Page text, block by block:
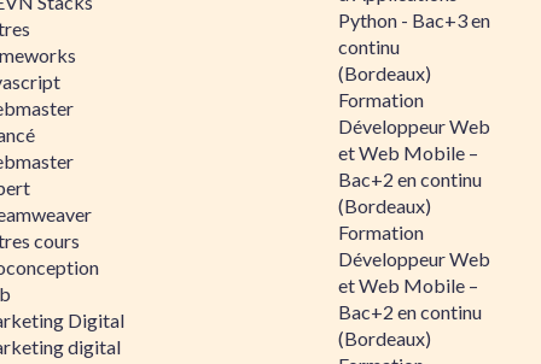
cours
Digital
digital
Python - Bac+3 en
continu
(Bordeaux)
Formation
Développeur Web
et Web Mobile –
Bac+2 en continu
(Bordeaux)
Formation
Développeur Web
et Web Mobile –
Bac+2 en continu
(Bordeaux)